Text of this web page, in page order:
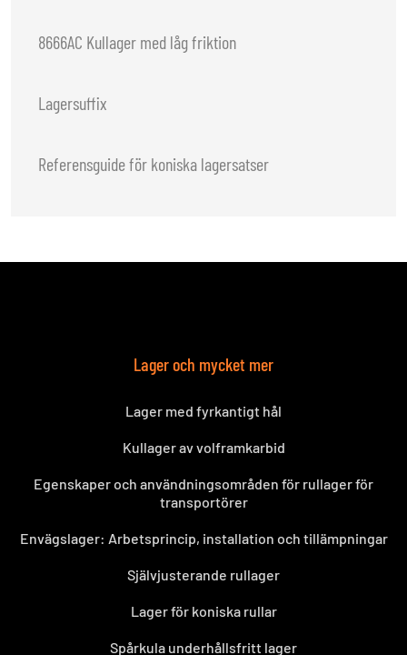
8666AC Kullager med låg friktion
Lagersuffix
Referensguide för koniska lagersatser
Lager och mycket mer
Lager med fyrkantigt hål
Kullager av volframkarbid
Egenskaper och användningsområden för rullager för
transportörer
Envägslager: Arbetsprincip, installation och tillämpningar
Självjusterande rullager
Lager för koniska rullar
Spårkula underhållsfritt lager